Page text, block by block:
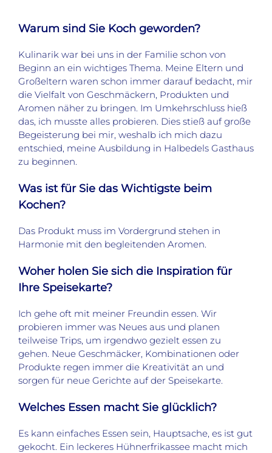
Warum sind Sie Koch geworden?
Kulinarik war bei uns in der Familie schon von
Beginn an ein wichtiges Thema. Meine Eltern und
Großeltern waren schon immer darauf bedacht, mir
die Vielfalt von Geschmäckern, Produkten und
Aromen näher zu bringen. Im Umkehrschluss hieß
das, ich musste alles probieren. Dies stieß auf große
Begeisterung bei mir, weshalb ich mich dazu
entschied, meine Ausbildung in Halbedels Gasthaus
zu beginnen.
Was ist für Sie das Wichtigste beim
Kochen?
Das Produkt muss im Vordergrund stehen in
Harmonie mit den begleitenden Aromen.
Woher holen Sie sich die Inspiration für
Ihre Speisekarte?
Ich gehe oft mit meiner Freundin essen. Wir
probieren immer was Neues aus und planen
teilweise Trips, um irgendwo gezielt essen zu
gehen. Neue Geschmäcker, Kombinationen oder
Produkte regen immer die Kreativität an und
sorgen für neue Gerichte auf der Speisekarte.
Welches Essen macht Sie glücklich?
Es kann einfaches Essen sein, Hauptsache, es ist gut
gekocht. Ein leckeres Hühnerfrikassee macht mich